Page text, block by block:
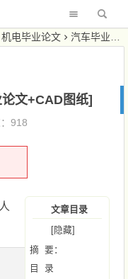
机电毕业论文 汽车毕业论文
文+CAD图纸]
918
文章目录
[隐藏]
摘 要：
目 录